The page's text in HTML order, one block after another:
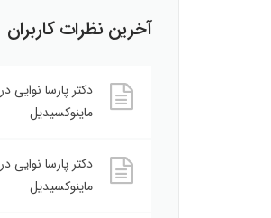
آخرین نظرات کاربران
دکتر پارسا نواییدر
ماینوکسیدیل
دکتر پارسا نواییدر
ماینوکسیدیل